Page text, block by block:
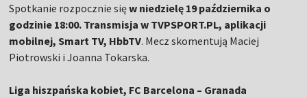
Spotkanie rozpocznie sięw niedzielę 19 października o
godzinie 18:00. Transmisja w TVPSPORT.PL, aplikacji
mobilnej, Smart TV, HbbTV. Mecz skomentują Maciej
Piotrowski i Joanna Tokarska.
Liga hiszpańska kobiet, FC Barcelona – Granada